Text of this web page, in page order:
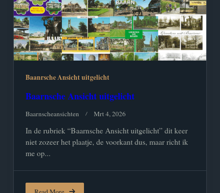
Baanrsche Ansicht uitgelicht
Baarnsche Ansicht uitgelicht
Baarnscheansichten Mrt 4, 2026
In de rubriek “Baarnsche Ansicht uitgelicht” dit keer
niet zozeer het plaatje, de voorkant dus, maar richt ik
me op...